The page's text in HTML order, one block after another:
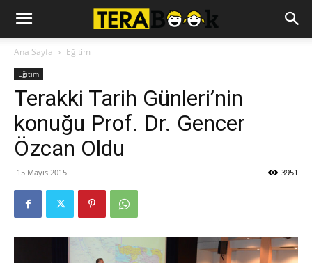
Ana Sayfa Eğitim
Eğitim
Terakki Tarih Günleri’nin
konuğu Prof. Dr. Gencer
Özcan Oldu
15 Mayıs 2015 3951